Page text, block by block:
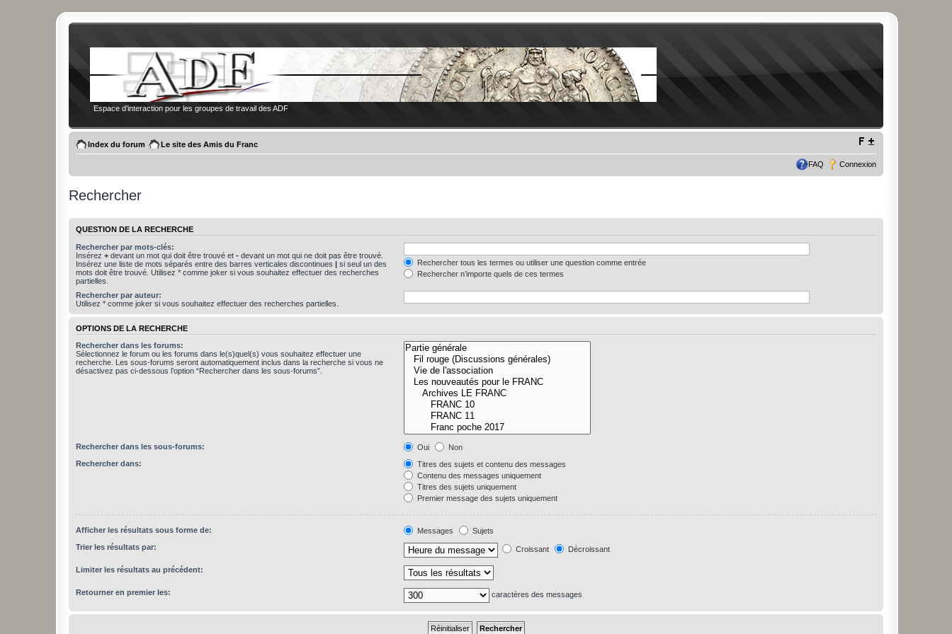
Espace d'interaction pour les groupes de travail des ADF
Index du forum Le site des Amis du Franc
FAQ Connexion
Rechercher
QUESTION DE LA RECHERCHE
Rechercher par mots-clés:
Insérez + devant un mot qui doit être trouvé et - devant un mot qui ne doit pas être trouvé.
Insérez une liste de mots séparés entre des barres verticales discontinues | si seul un des
mots doit être trouvé. Utilisez * comme joker si vous souhaitez effectuer des recherches
partielles.
Rechercher tous les termes ou utiliser une question comme entrée
Rechercher n’importe quels de ces termes
Rechercher par auteur:
Utilisez * comme joker si vous souhaitez effectuer des recherches partielles.
OPTIONS DE LA RECHERCHE
Rechercher dans les forums:
Sélectionnez le forum ou les forums dans le(s)quel(s) vous souhaitez effectuer une
recherche. Les sous-forums seront automatiquement inclus dans la recherche si vous ne
désactivez pas ci-dessous l’option “Rechercher dans les sous-forums”.
Rechercher dans les sous-forums: Oui
Non
Rechercher dans:
Titres des sujets et contenu des messages
Contenu des messages uniquement
Titres des sujets uniquement
Premier message des sujets uniquement
Afficher les résultats sous forme de: Messages
Sujets
Trier les résultats par:
Croissant Décroissant
Limiter les résultats au précédent:
Retourner en premier les: caractères des messages